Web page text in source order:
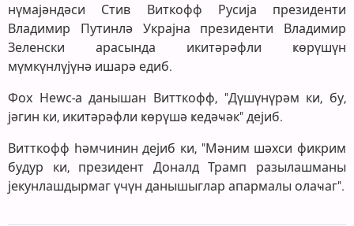
нүмајәндәси Стив Виткофф Русија президенти
Владимир Путинлә Украјна президенти Владимир
Зеленски арасында икитәрәфли ҝөрүшүн
мүмкүнлүјүнә ишарә едиб.
Фох Неwс-а данышан Витткофф, "Дүшүнүрәм ки, бу,
јәгин ки, икитәрәфли ҝөрүшә ҝедәҹәк" дејиб.
Витткофф һәмчинин дејиб ки, "Мәним шәхси фикрим
будур ки, президент Доналд Трамп разылашманы
јекунлашдырмаг үчүн данышыглар апармалы олаҹаг".